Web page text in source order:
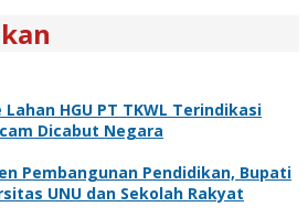
HGU PT TKWL Terindikasi
Dicabut Negara
Pembangunan Pendidikan, Bupati
UNU dan Sekolah Rakyat